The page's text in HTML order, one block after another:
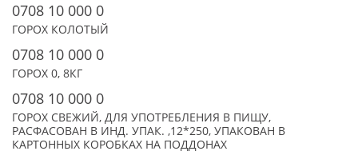
0708 10 000 0
ГОРОХ КОЛОТЫЙ
0708 10 000 0
ГОРОХ 0, 8КГ
0708 10 000 0
ГОРОХ СВЕЖИЙ, ДЛЯ УПОТРЕБЛЕНИЯ В ПИЩУ,
РАСФАСОВАН В ИНД. УПАК. ,12*250, УПАКОВАН В
КАРТОННЫХ КОРОБКАХ НА ПОДДОНАХ